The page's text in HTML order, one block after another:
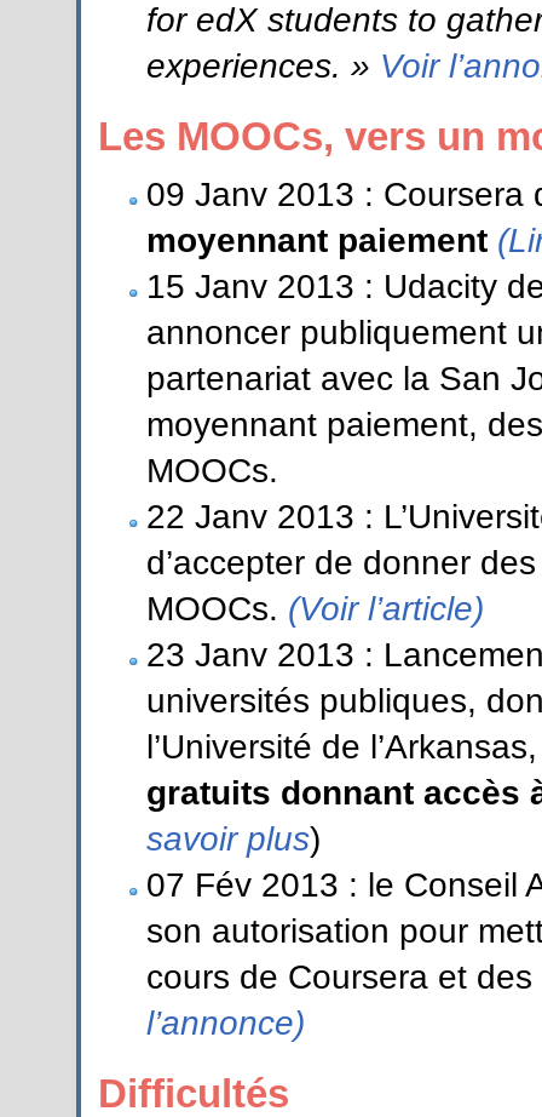
for edX students to
experiences. » Voir
Les MOOCs, vers un
09 Janv 2013 :
moyennant paiement
15 Janv 2013 : Udacity
annoncer publiquement
partenariat avec la San
moyennant paiement,
MOOCs.
22 Janv 2013 :
d’accepter de donner
MOOCs. (Voir l’article)
23 Janv 2013 :
universités publiques,
l’Université de
gratuits donnant accès
savoir plus)
07 Fév 2013 : le Conseil
son autorisation pour
cours de Coursera et
l’annonce)
Difficultés